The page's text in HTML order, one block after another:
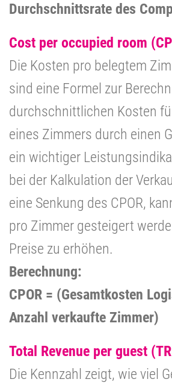
Durchschnittsrate des
Cost per occupied room
Die Kosten pro belegtem
sind eine Formel zur
durchschnittlichen Kosten
eines Zimmers durch einen
ein wichtiger
bei der Kalkulation der
eine Senkung des CPOR,
pro Zimmer gesteigert
Preise zu erhöhen.
Berechnung:
CPOR = (Gesamtkosten
Anzahl verkaufte Zimmer)
Total Revenue per guest
Die Kennzahl zeigt, wie viel